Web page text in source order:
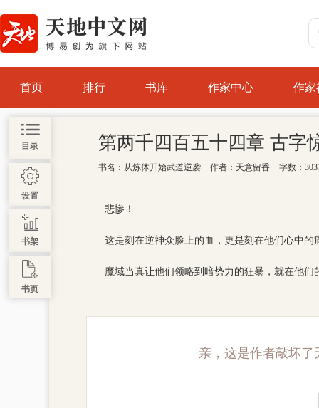
首页 排行 书库 作家中心 作家
目录
设置
书架
书页
第两千四百五十四章 古字
书名： 从炼体开始武道逆袭 作者： 天意留香 字数：
悲惨！
这是刻在逆神众脸上的血，更是刻在他们心中的
魔域当真让他们领略到暗势力的狂暴，就在他们
亲，这是作者敲坏